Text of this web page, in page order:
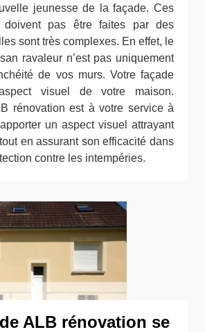
jeunesse de la façade. Ces
doivent pas être faites par des
sont très complexes. En effet, le
ravaleur n’est pas uniquement
de vos murs. Votre façade
visuel de votre maison.
rénovation est à votre service à
un aspect visuel attrayant
en assurant son efficacité dans
contre les intempéries.
ALB rénovation se